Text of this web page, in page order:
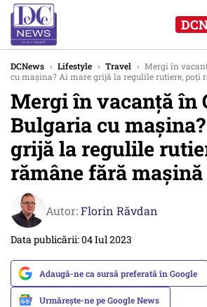
DCNews › Lifestyle › Travel › Mergi în
cu maşina? Ai mare grijă la regulile rutiere, poţi
Mergi în vacanţă în
Bulgaria cu
grijă la regulile
rămâne fără maşină
Autor:Florin Răvdan
Data publicării: 04 Iul 2023
Adaugă-ne ca sursă preferată în Google
Urmărește-ne pe Google News